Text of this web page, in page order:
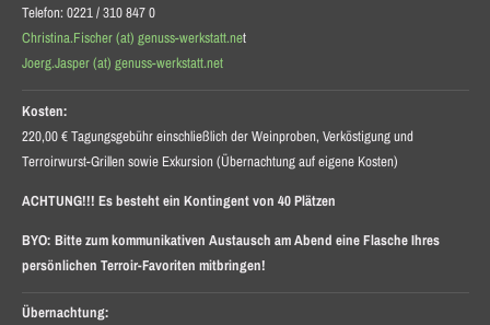
Telefon: 0221 / 310 847 0
Christina.Fischer (at) genuss-werkstatt.net
Joerg.Jasper (at) genuss-werkstatt.net
Kosten:
220,00 € Tagungsgebühr einschließlich der Weinproben, Verköstigung und
Terroirwurst-Grillen sowie Exkursion (Übernachtung auf eigene Kosten)
ACHTUNG!!! Es besteht ein Kontingent von 40 Plätzen
BYO: Bitte zum kommunikativen Austausch am Abend eine Flasche Ihres
persönlichen Terroir-Favoriten mitbringen!
Übernachtung: